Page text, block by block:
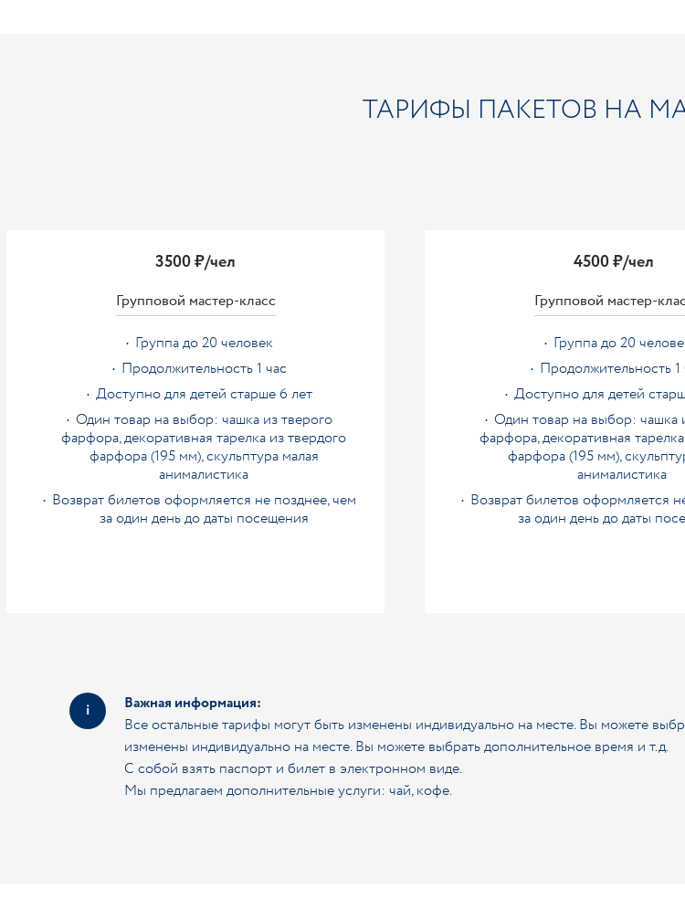
ТАРИФЫ ПАКЕТОВ НА
3500 ₽/чел
Групповой мастер-класс
Группа до 20 человек
Продолжительность 1 час
Доступно для детей старше 6 лет
Один товар на выбор: чашка из тверого
фарфора, декоративная тарелка из твердого
фарфора (195 мм), скульптура малая
анималистика
Возврат билетов оформляется не позднее, чем
за один день до даты посещения
4500 ₽/чел
Групповой мастер-
Группа до 20
Продолжительность 1
Доступно для детей
Один товар на выбор: чашка
фарфора, декоративная
фарфора (195 мм),
анималистика
Возврат билетов оформляется
за один день до даты
Важная информация:
Все остальные тарифы могут быть изменены индивидуально на месте. Вы можете
изменены индивидуально на месте. Вы можете выбрать дополнительное время и т.д.
С собой взять паспорт и билет в электронном виде.
Мы предлагаем дополнительные услуги: чай, кофе.